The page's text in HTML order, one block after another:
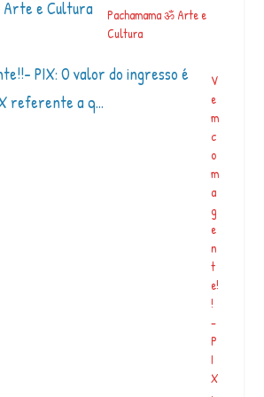
Pachamama ॐ Arte e
Cultura
V
e
m
c
o
m
a
g
e
n
t
e!
!
–
P
I
X